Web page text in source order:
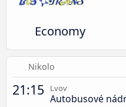
Economy
Nikolo
21:15 Lvov
Autobusové